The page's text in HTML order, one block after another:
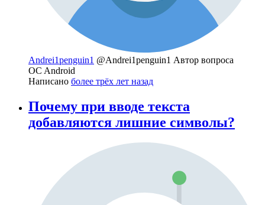
Andrei1penguin1 @Andrei1penguin1 Автор вопроса
OC Android
Написано более трёх лет назад
Почему при вводе текста
добавляются лишние символы?